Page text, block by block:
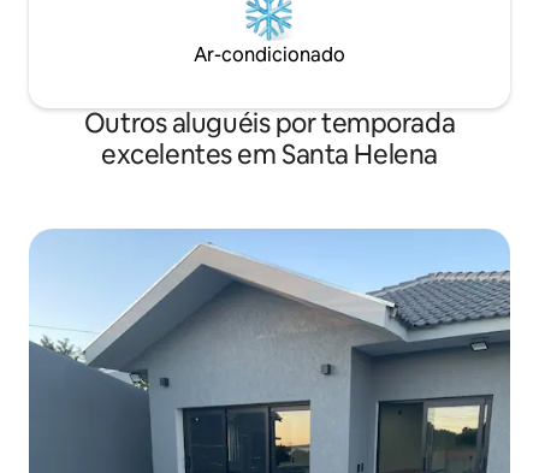
Ar-condicionado
Outros aluguéis por temporada
excelentes em Santa Helena